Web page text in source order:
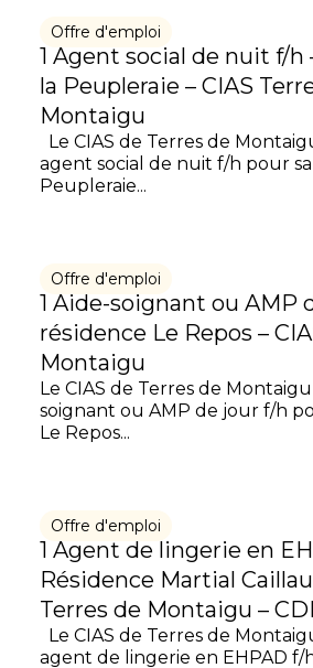
Offre d'emploi
1 Agent social de nuit f/h
la Peupleraie – CIAS
Montaigu
Le CIAS de Terres de
agent social de nuit f/h pour
Peupleraie...
Offre d'emploi
1 Aide-soignant ou AMP
résidence Le Repos –
Montaigu
Le CIAS de Terres de
soignant ou AMP de jour f/h
Le Repos...
Offre d'emploi
1 Agent de lingerie en
Résidence Martial
Terres de Montaigu –
Le CIAS de Terres de
agent de lingerie en EHPAD f/